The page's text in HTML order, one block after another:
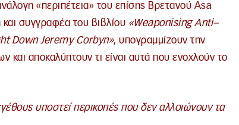
«περιπέτεια» του επίσης Βρετανού Asa
συγγραφέα του βιβλίου «Weaponising Anti–
Down Jeremy Corbyn», υπογραμμίζουν την
και αποκαλύπτουν τι είναι αυτά που ενοχλούν το
υποστεί περικοπές που δεν αλλοιώνουν τα